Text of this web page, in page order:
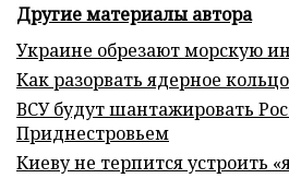
Другие материалы автора
Украине обрезают морскую
Как разорвать ядерное
ВСУ будут шантажировать
Приднестровьем
Киеву не терпится устроить